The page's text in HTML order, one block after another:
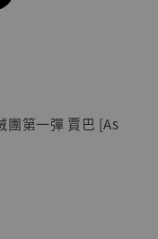
團第一彈 賈巴 [As